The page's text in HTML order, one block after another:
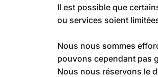
Il est possible que
ou services soient
Nous nous sommes
pouvons cependant pas
Nous nous réservons le